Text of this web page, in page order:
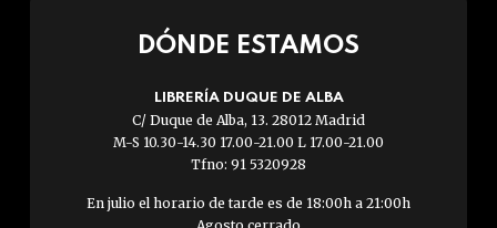
DÓNDE ESTAMOS
LIBRERÍA DUQUE DE ALBA
C/ Duque de Alba, 13. 28012 Madrid
M-S 10.30-14.30 17.00-21.00 L 17.00-21.00
Tfno: 91 5320928
En julio el horario de tarde es de 18:00h a 21:00h